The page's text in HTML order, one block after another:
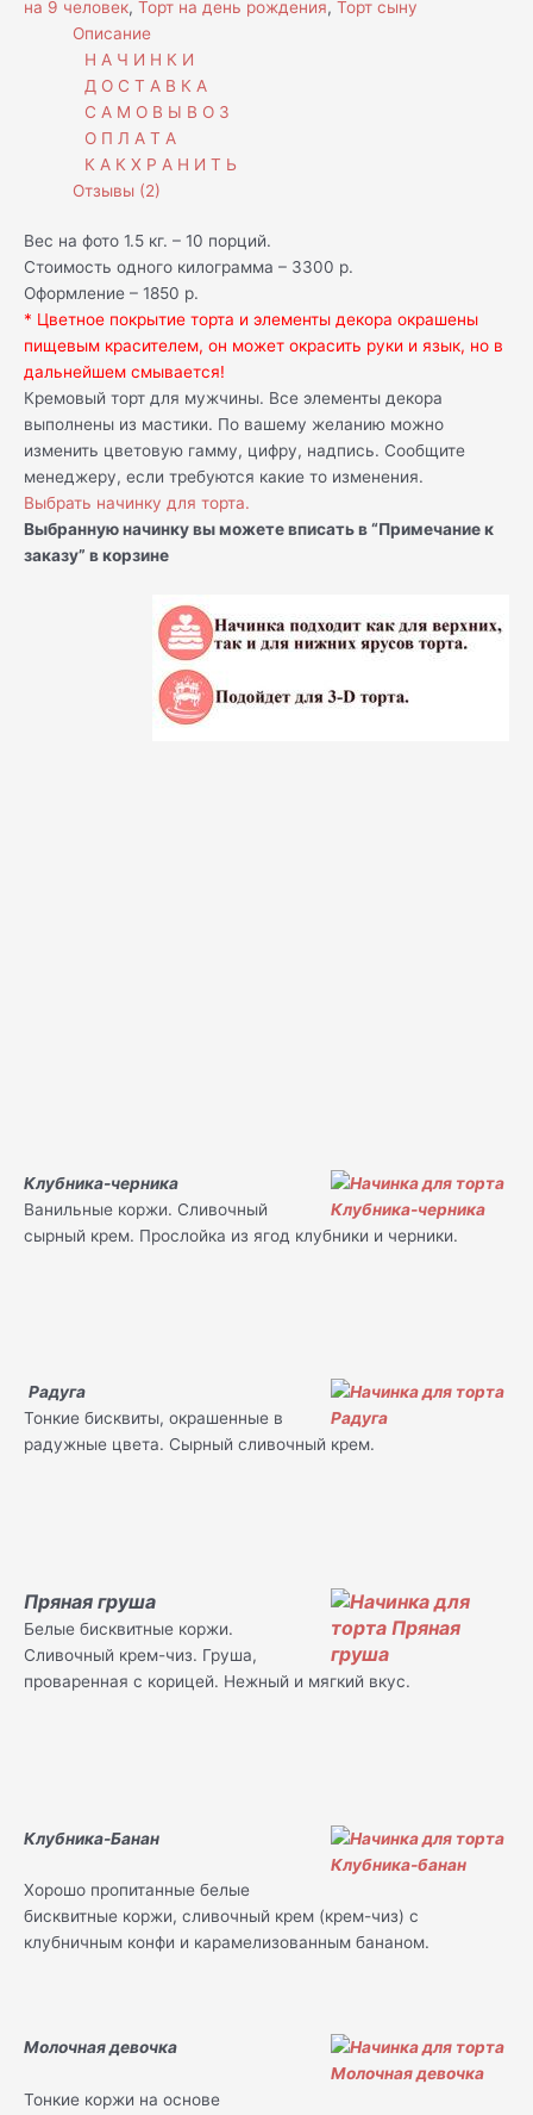
на 9 человек, Торт на день рождения, Торт сыну
Описание
Н А Ч И Н К И
Д О С Т А В К А
С А М О В Ы В О З
О П Л А Т А
К А К Х Р А Н И Т Ь
Отзывы (2)
Вес на фото 1.5 кг. – 10 порций.
Стоимость одного килограмма – 3300 р.
Оформление – 1850 р.
* Цветное покрытие торта и элементы декора окрашены
пищевым красителем, он может окрасить руки и язык, но в
дальнейшем смывается!
Кремовый торт для мужчины. Все элементы декора
выполнены из мастики. По вашему желанию можно
изменить цветовую гамму, цифру, надпись. Сообщите
менеджеру, если требуются какие то изменения.
Выбрать начинку для торта.
Выбранную начинку вы можете вписать в “Примечание к
заказу” в корзине
Клубника-черника
Ванильные коржи. Сливочный
сырный крем. Прослойка из ягод клубники и черники.
Радуга
Тонкие бисквиты, окрашенные в
радужные цвета. Сырный сливочный крем.
Пряная груша
Белые бисквитные коржи.
Сливочный крем-чиз. Груша,
проваренная с корицей. Нежный и мягкий вкус.
Клубника-Банан
Хорошо пропитанные белые
бисквитные коржи, сливочный крем (крем-чиз) с
клубничным конфи и карамелизованным бананом.
Молочная девочка
Тонкие коржи на основе